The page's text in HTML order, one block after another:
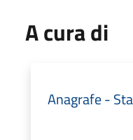
A cura di
Anagrafe -